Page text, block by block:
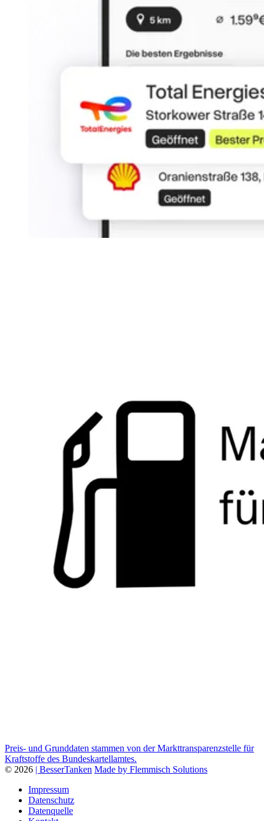
Preis- und Grunddaten stammen von der Markttransparenzstelle für
Kraftstoffe des Bundeskartellamtes.
© 2026 | BesserTanken Made by Flemmisch Solutions
Impressum
Datenschutz
Datenquelle